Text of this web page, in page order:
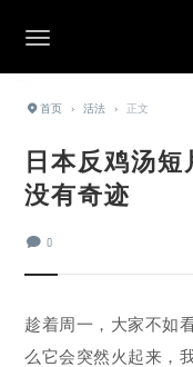
首页 › 活法 › 正文
日本反鸡汤
没有奇迹
0
趁着周一，大家不如
么它会突然火起来，